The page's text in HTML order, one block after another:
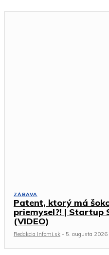
ZÁBAVA
Patent, ktorý má
priemysel?! | Startup
(VIDEO)
Redakcia Infomi.sk - 5. augusta 2026